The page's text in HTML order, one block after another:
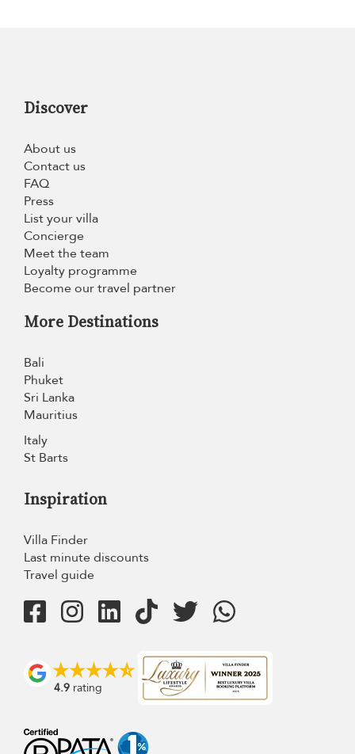
Discover
About us
Contact us
FAQ
Press
List your villa
Concierge
Meet the team
Loyalty programme
Become our travel partner
More Destinations
Bali
Phuket
Sri Lanka
Mauritius
Italy
St Barts
Inspiration
Villa Finder
Last minute discounts
Travel guide
4.9 rating